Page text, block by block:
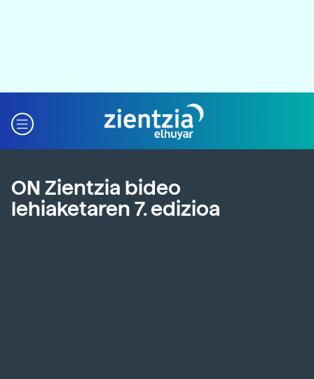
ON Zientzia bideo
lehiaketaren 7. edizioa